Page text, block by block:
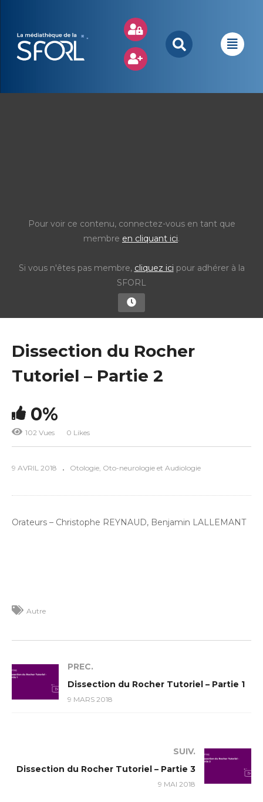
Pour voir ce contenu, connectez-vous en tant que
membre en cliquant ici.
Si vous n'êtes pas membre, cliquez ici pour adhérer à la
SFORL
Dissection du Rocher
Tutoriel – Partie 2
0%
102 Vues 0 Likes
9 AVRIL 2018 Otologie, Oto-neurologie et Audiologie
Orateurs – Christophe REYNAUD, Benjamin LALLEMANT
Autre
PREC.
Dissection du Rocher Tutoriel – Partie 1
9 MARS 2018
SUIV.
Dissection du Rocher Tutoriel – Partie 3
9 MAI 2018